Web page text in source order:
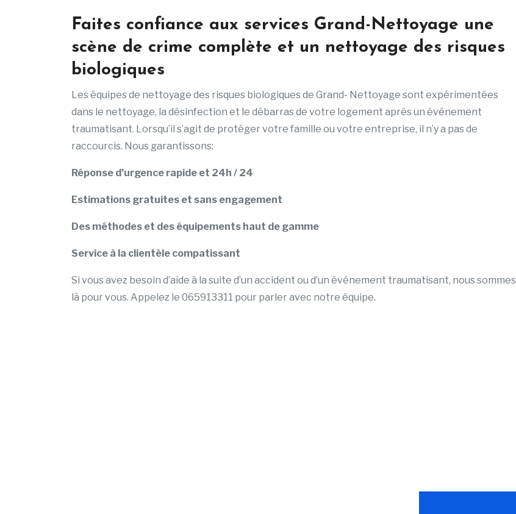
Faites confiance aux services Grand-Nettoyage une
scène de crime complète et un nettoyage des risques
biologiques
Les équipes de nettoyage des risques biologiques de Grand- Nettoyage sont expérimentées
dans le nettoyage, la désinfection et le débarras de votre logement après un événement
traumatisant. Lorsqu’il s’agit de protéger votre famille ou votre entreprise, il n’y a pas de
raccourcis. Nous garantissons:
Réponse d’urgence rapide et 24h / 24
Estimations gratuites et sans engagement
Des méthodes et des équipements haut de gamme
Service à la clientèle compatissant
Si vous avez besoin d’aide à la suite d’un accident ou d’un événement traumatisant, nous sommes
là pour vous. Appelez le 065913311 pour parler avec notre équipe.